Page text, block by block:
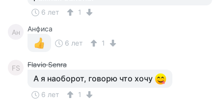
6 лет 1
Ан
Анфиса
6 лет
1
FS Flavio Senra
А я наоборот, говорю что хочу
6 лет 1